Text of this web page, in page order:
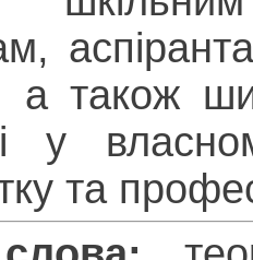
а також
у
та